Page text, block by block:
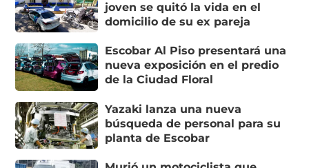
joven se quitó la vida en el
domicilio de su ex pareja
Escobar Al Piso presentará una
nueva exposición en el predio
de la Ciudad Floral
Yazaki lanza una nueva
búsqueda de personal para su
planta de Escobar